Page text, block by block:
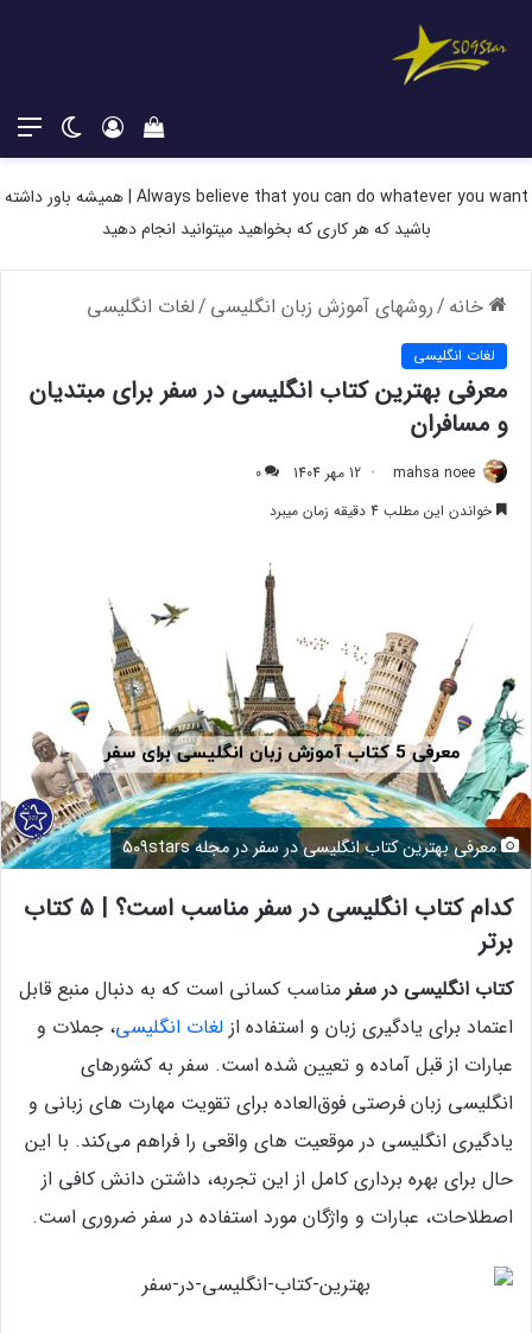
تغییر
پوسته
ورود دیدن
سبد
خرید
Always believe that you can do whatever you want | همیشه باور داشته
باشید که هر کاری که بخواهید میتوانید انجام دهید
خانه /روشهای آموزش زبان انگلیسی /لغات انگلیسی
لغات انگلیسی
معرفی بهترین کتاب انگلیسی در سفر برای مبتدیان
و مسافران
mahsa noee 12 مهر 1404
0
خواندن این مطلب 4 دقیقه زمان میبرد
معرفی بهترین کتاب انگلیسی در سفر در مجله 509stars
کدام کتاب انگلیسی در سفر مناسب است؟ | 5 کتاب
برتر
کتاب انگلیسی در سفر مناسب کسانی است که به دنبال منبع قابل
اعتماد برای یادگیری زبان و استفاده از لغات انگلیسی، جملات و
عبارات از قبل آماده و تعیین شده است. سفر به کشورهای
انگلیسی‌ زبان فرصتی فوق‌العاده برای تقویت مهارت‌ های زبانی و
یادگیری انگلیسی در موقعیت‌ های واقعی را فراهم می‌کند. با این
حال برای بهره‌ برداری کامل از این تجربه، داشتن دانش کافی از
اصطلاحات، عبارات و واژگان مورد استفاده در سفر ضروری است.